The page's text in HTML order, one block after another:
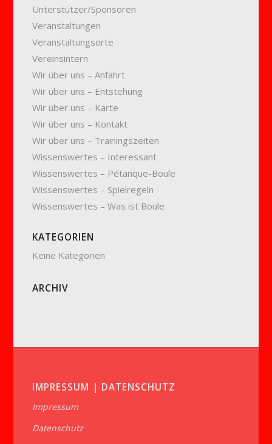
Unterstützer/Sponsoren
Veranstaltungen
Veranstaltungsorte
Vereinsintern
Wir über uns – Anfahrt
Wir über uns – Entstehung
Wir über uns – Karte
Wir über uns – Kontakt
Wir über uns – Trainingszeiten
Wissenswertes – Interessant
Wissenswertes – Pétanque-Boule
Wissenswertes – Spielregeln
Wissenswertes – Was ist Boule
KATEGORIEN
Keine Kategorien
ARCHIV
IMPRESSUM | DATENSCHUTZ
Impressum
Datenschutz